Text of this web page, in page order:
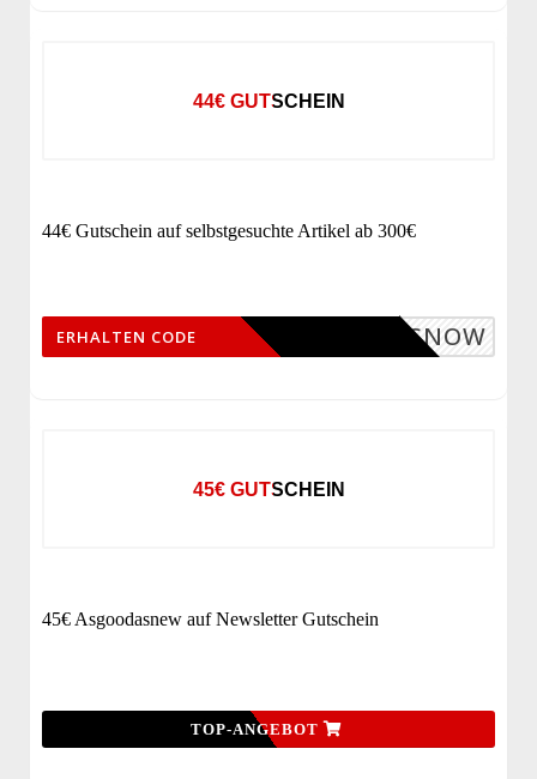
44€ GUTSCHEIN
44€ Gutschein auf selbstgesuchte Artikel ab 300€
SNOW
ERHALTEN CODE
45€ GUTSCHEIN
45€ Asgoodasnew auf Newsletter Gutschein
TOP-ANGEBOT